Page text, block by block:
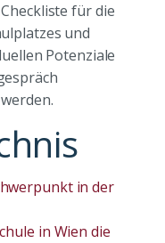
für die
und
Potenziale
in der
in Wien die